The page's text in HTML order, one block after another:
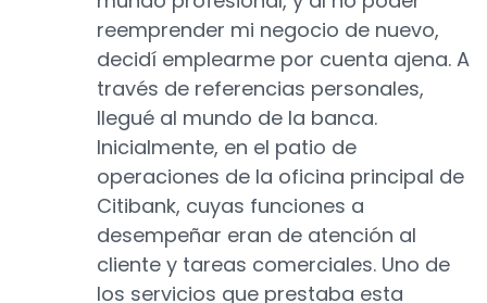
reemprender mi negocio de nuevo,
decidí emplearme por cuenta ajena. A
través de referencias personales,
llegué al mundo de la banca.
Inicialmente, en el patio de
operaciones de la oficina principal de
Citibank, cuyas funciones a
desempeñar eran de atención al
cliente y tareas comerciales. Uno de
los servicios que prestaba esta